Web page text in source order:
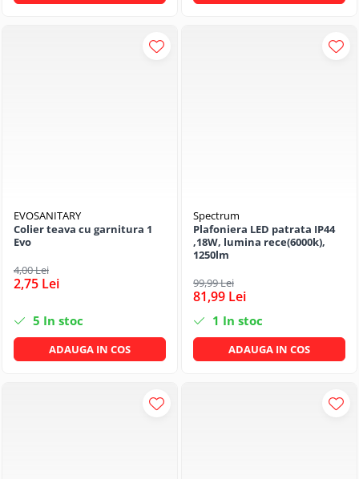
EVOSANITARY
Colier teava cu garnitura 1
Evo
4,00 Lei
2,75 Lei
5 In stoc
ADAUGA IN COS
Spectrum
Plafoniera LED patrata IP44
,18W, lumina rece(6000k),
1250lm
99,99 Lei
81,99 Lei
1 In stoc
ADAUGA IN COS